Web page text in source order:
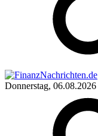
Donnerstag, 06.08.2026